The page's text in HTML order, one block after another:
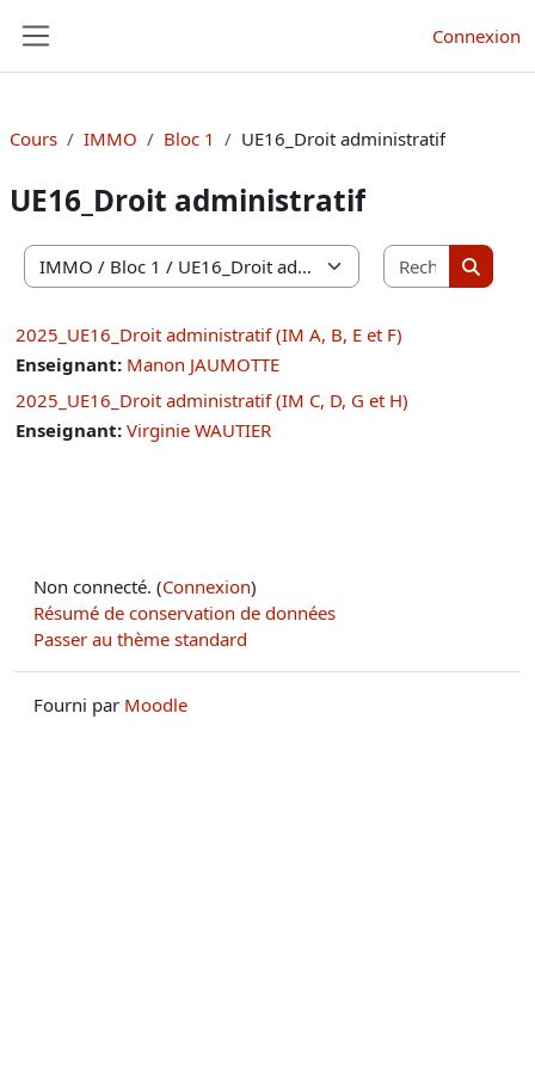
Connexion
Cours IMMO Bloc 1 UE16_Droit administratif
UE16_Droit administratif
Catégories de cours
2025_UE16_Droit administratif (IM A, B, E et F)
Enseignant: Manon JAUMOTTE
2025_UE16_Droit administratif (IM C, D, G et H)
Enseignant: Virginie WAUTIER
Non connecté. (Connexion)
Résumé de conservation de données
Passer au thème standard
Fourni par Moodle